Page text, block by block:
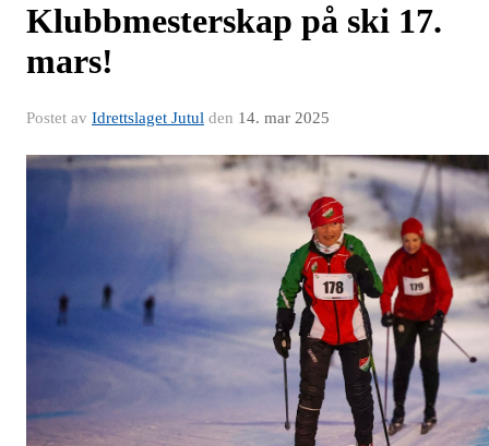
Klubbmesterskap på ski 17.
mars!
Postet av Idrettslaget Jutul den 14. mar 2025